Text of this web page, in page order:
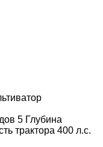
5 Глубина
трактора 400 л.с.